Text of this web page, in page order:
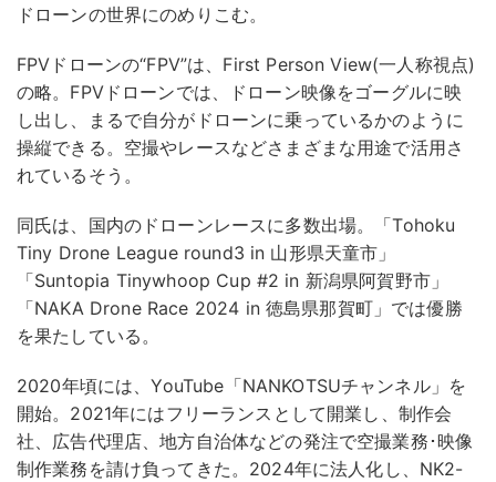
ドローンの世界にのめりこむ。
FPVドローンの“FPV”は、First Person View(一人称視点)
の略。FPVドローンでは、ドローン映像をゴーグルに映
し出し、まるで自分がドローンに乗っているかのように
操縦できる。空撮やレースなどさまざまな用途で活用さ
れているそう。
同氏は、国内のドローンレースに多数出場。「Tohoku
Tiny Drone League round3 in 山形県天童市」
「Suntopia Tinywhoop Cup #2 in 新潟県阿賀野市」
「NAKA Drone Race 2024 in 徳島県那賀町」では優勝
を果たしている。
2020年頃には、YouTube「NANKOTSUチャンネル」を
開始。2021年にはフリーランスとして開業し、制作会
社、広告代理店、地方自治体などの発注で空撮業務･映像
制作業務を請け負ってきた。2024年に法人化し、NK2-